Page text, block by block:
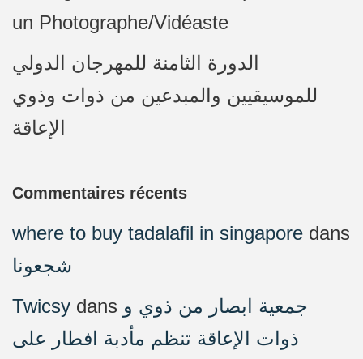
un Photographe/Vidéaste
الدورة الثامنة للمهرجان الدولي
للموسيقيين والمبدعين من ذوات وذوي
الإعاقة
Commentaires récents
where to buy tadalafil in singapore dans
شجعونا
Twicsy dans جمعية ابصار من ذوي و
ذوات الإعاقة تنظم مأدبة افطار على